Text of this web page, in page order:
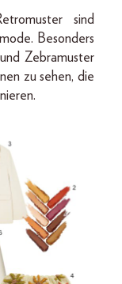
sind
Besonders
Zebramuster
zu sehen, die